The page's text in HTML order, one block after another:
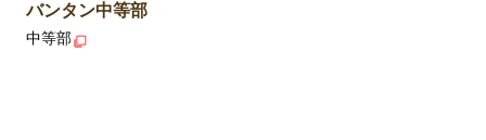
バンタン中等部
中等部